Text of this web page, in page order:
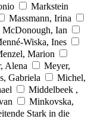
Markstein
Massmann, Irina
McDonough, Ian
Wiska, Ines
Marion
Alena
Meyer,
Gabriela
Michel,
Middelbeek ,
Minkovska,
Stark in die